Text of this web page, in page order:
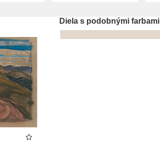
Diela s podobnými farbami